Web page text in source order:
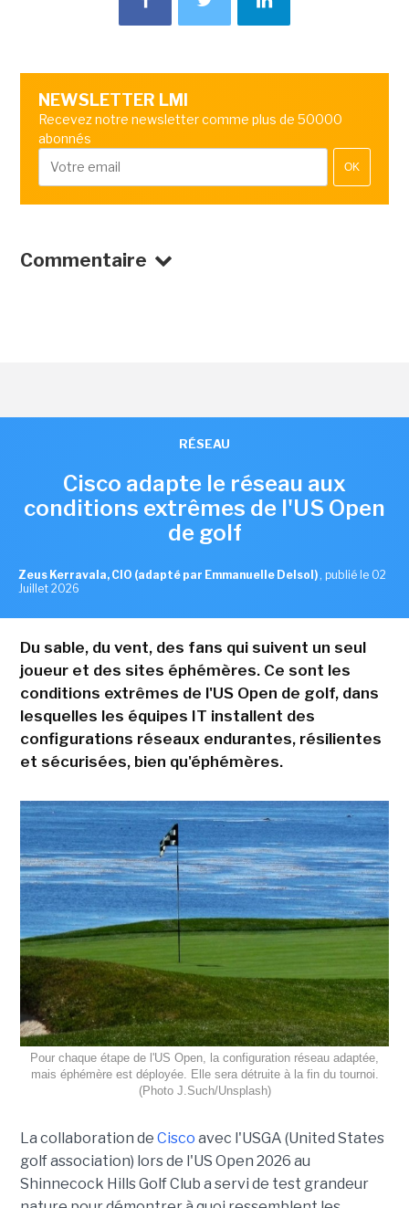
NEWSLETTER LMI
Recevez notre newsletter comme plus de 50000
abonnés
OK
Commentaire
RÉSEAU
Cisco adapte le réseau aux
conditions extrêmes de l'US Open
de golf
Zeus Kerravala, CIO (adapté par Emmanuelle Delsol) , publié le 02
Juillet 2026
Du sable, du vent, des fans qui suivent un seul
joueur et des sites éphémères. Ce sont les
conditions extrêmes de l'US Open de golf, dans
lesquelles les équipes IT installent des
configurations réseaux endurantes, résilientes
et sécurisées, bien qu'éphémères.
Pour chaque étape de l'US Open, la configuration réseau adaptée,
mais éphémère est déployée. Elle sera détruite à la fin du tournoi.
(Photo J.Such/Unsplash)
La collaboration de Cisco avec l'USGA (United States
golf association) lors de l'US Open 2026 au
Shinnecock Hills Golf Club a servi de test grandeur